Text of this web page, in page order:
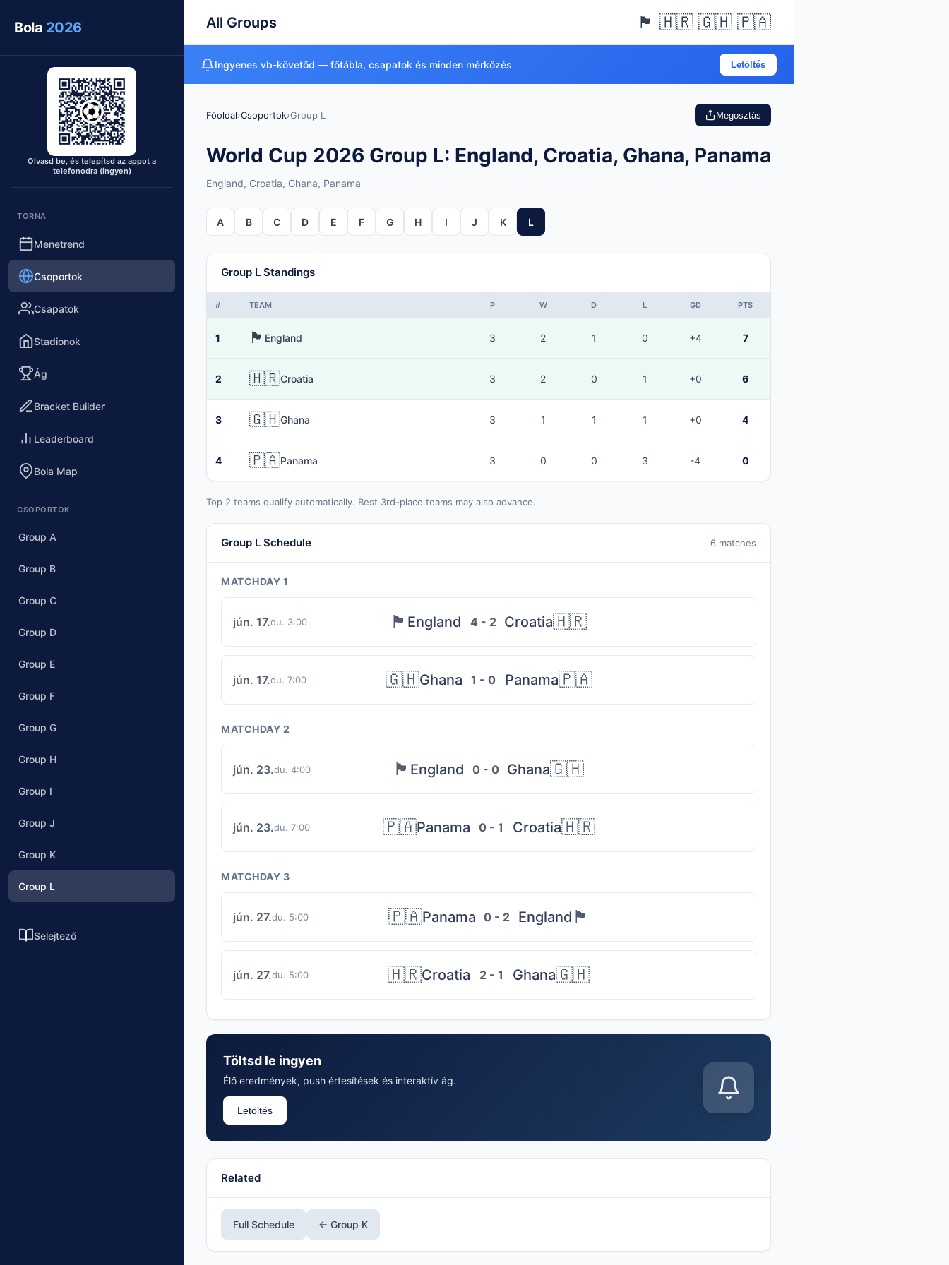
Bola 2026
Olvasd be, és telepítsd az appot a
telefonodra (ingyen)
TORNA
Menetrend
Csoportok
Csapatok
Stadionok
Ág
Bracket Builder
Leaderboard
Bola Map
CSOPORTOK
Group A
Group B
Group C
Group D
Group E
Group F
Group G
Group H
Group I
Group J
Group K
Group L
Selejtező
All Groups 🏴󠁧󠁢󠁥󠁮󠁧󠁿 🇭🇷 🇬🇭 🇵🇦
Ingyenes vb-követőd — főtábla, csapatok és minden mérkőzés Letöltés
Főoldal›Csoportok›Group L Megosztás
World Cup 2026 Group L: England, Croatia, Ghana, Panama
England, Croatia, Ghana, Panama
A B C D E F G H I J K L
Group L Standings
# TEAM P W D L GD PTS
1 🏴󠁧󠁢󠁥󠁮󠁧󠁿 England 3 2 1 0 +4 7
2 🇭🇷Croatia 3 2 0 1 +0 6
3 🇬🇭Ghana 3 1 1 1 +0 4
4 🇵🇦Panama 3 0 0 3 -4 0
Top 2 teams qualify automatically. Best 3rd-place teams may also advance.
Group L Schedule 6 matches
MATCHDAY 1
jún. 17.du. 3:00 🏴󠁧󠁢󠁥󠁮󠁧󠁿 England 4 - 2 Croatia🇭🇷
jún. 17.du. 7:00 🇬🇭Ghana 1 - 0 Panama🇵🇦
MATCHDAY 2
jún. 23.du. 4:00 🏴󠁧󠁢󠁥󠁮󠁧󠁿 England 0 - 0 Ghana🇬🇭
jún. 23.du. 7:00 🇵🇦Panama 0 - 1 Croatia🇭🇷
MATCHDAY 3
jún. 27.du. 5:00 🇵🇦Panama 0 - 2 England 🏴󠁧󠁢󠁥󠁮󠁧󠁿
jún. 27.du. 5:00 🇭🇷Croatia 2 - 1 Ghana🇬🇭
Töltsd le ingyen
Élő eredmények, push értesítések és interaktív ág.
Letöltés
Related
Full Schedule ← Group K